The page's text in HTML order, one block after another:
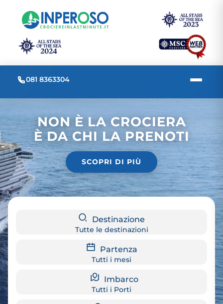
081 8363304
NON È LA CROCIERA
È DA CHI LA PRENOTI
SCOPRI DI PIÙ
Destinazione
Tutte le destinazioni
Partenza
Tutti i mesi
Imbarco
Tutti i Porti